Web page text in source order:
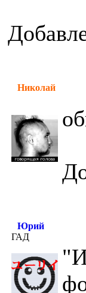
Николай
Юрий
ГАД